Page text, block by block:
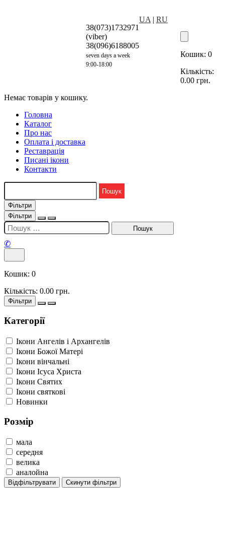
38(073)1732971
(viber)
38(096)6188005
seven days a week
9:00-18:00
UA | RU
Кошик: 0
Кількість:
0.00 грн.
Немає товарів у кошику.
Головна
Каталог
Про нас
Оплата і доставка
Реставрація
Писані ікони
Контакти
Фільтри
Фільтри
✆
Кошик: 0
Кількість: 0.00 грн.
Фільтри
Категорії
Ікони Ангелів і Архангелів
Ікони Божої Матері
Ікони вінчальні
Ікони Ісуса Христа
Ікони Святих
Ікони святкові
Новинки
Розмір
мала
середня
велика
аналойна
Відфільтрувати Скинути фільтри